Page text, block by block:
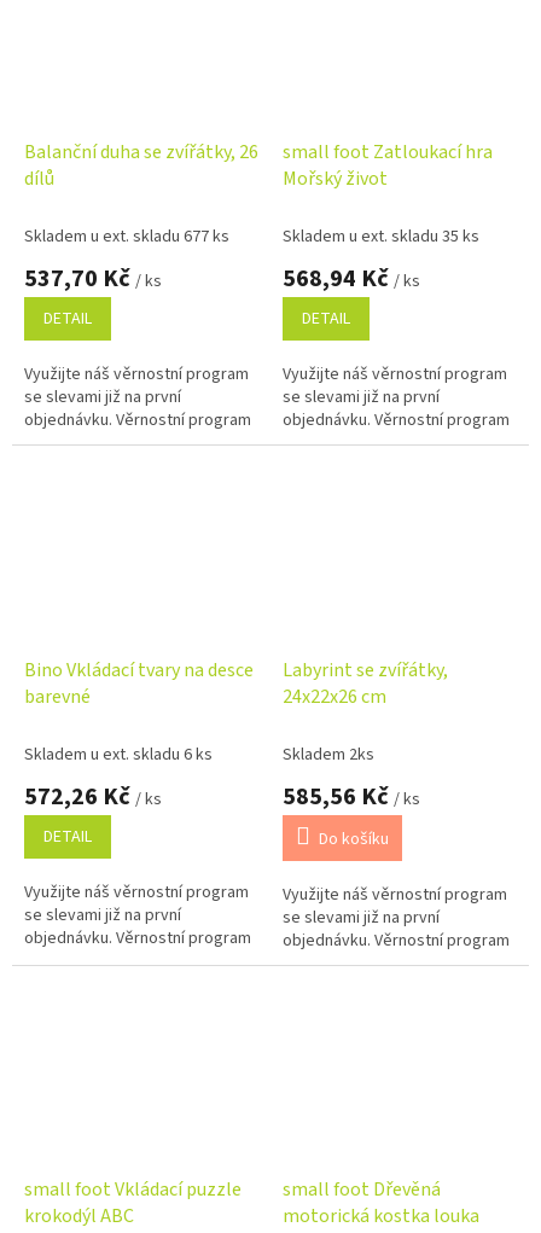
Balanční duha se zvířátky, 26
dílů
Skladem u ext. skladu 677 ks
537,70 Kč / ks
DETAIL
Využijte náš věrnostní program
se slevami již na první
objednávku. Věrnostní program
small foot Zatloukací hra
Mořský život
Skladem u ext. skladu 35 ks
568,94 Kč / ks
DETAIL
Využijte náš věrnostní program
se slevami již na první
objednávku. Věrnostní program
Bino Vkládací tvary na desce
barevné
Skladem u ext. skladu 6 ks
572,26 Kč / ks
DETAIL
Využijte náš věrnostní program
se slevami již na první
objednávku. Věrnostní program
Labyrint se zvířátky,
24x22x26 cm
Skladem 2ks
585,56 Kč / ks
Do košíku
Využijte náš věrnostní program
se slevami již na první
objednávku. Věrnostní program
small foot Vkládací puzzle
krokodýl ABC
small foot Dřevěná
motorická kostka louka